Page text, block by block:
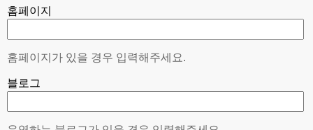
홈페이지
홈페이지가 있을 경우 입력해주세요.
블로그